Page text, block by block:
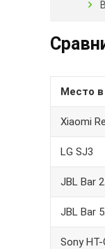
Место в
Xiaomi
LG SJ3
JBL Bar
JBL Bar
Sony HT-